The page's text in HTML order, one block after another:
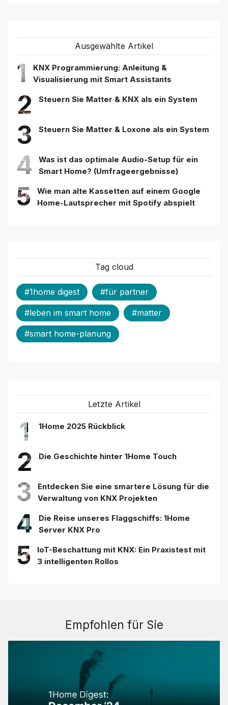
Ausgewählte Artikel
1
KNX Programmierung: Anleitung &
Visualisierung mit Smart Assistants
2 Steuern Sie Matter & KNX als ein System
3 Steuern Sie Matter & Loxone als ein System
4
Was ist das optimale Audio-Setup für ein
Smart Home? (Umfrageergebnisse)
5
Wie man alte Kassetten auf einem Google
Home-Lautsprecher mit Spotify abspielt
Tag cloud
#1home digest #für partner
#leben im smart home #matter
#smart home-planung
Letzte Artikel
1 1Home 2025 Rückblick
2 Die Geschichte hinter 1Home Touch
3
Entdecken Sie eine smartere Lösung für die
Verwaltung von KNX Projekten
4
Die Reise unseres Flaggschiffs: 1Home
Server KNX Pro
5
IoT-Beschattung mit KNX: Ein Praxistest mit
3 intelligenten Rollos
Empfohlen für Sie